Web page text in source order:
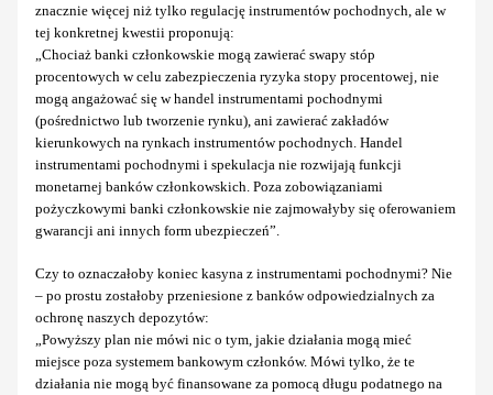
znacznie więcej niż tylko regulację instrumentów pochodnych, ale w
tej konkretnej kwestii proponują:
„Chociaż banki członkowskie mogą zawierać swapy stóp
procentowych w celu zabezpieczenia ryzyka stopy procentowej, nie
mogą angażować się w handel instrumentami pochodnymi
(pośrednictwo lub tworzenie rynku), ani zawierać zakładów
kierunkowych na rynkach instrumentów pochodnych. Handel
instrumentami pochodnymi i spekulacja nie rozwijają funkcji
monetarnej banków członkowskich. Poza zobowiązaniami
pożyczkowymi banki członkowskie nie zajmowałyby się oferowaniem
gwarancji ani innych form ubezpieczeń”.
Czy to oznaczałoby koniec kasyna z instrumentami pochodnymi? Nie
– po prostu zostałoby przeniesione z banków odpowiedzialnych za
ochronę naszych depozytów:
„Powyższy plan nie mówi nic o tym, jakie działania mogą mieć
miejsce poza systemem bankowym członków. Mówi tylko, że te
działania nie mogą być finansowane za pomocą długu podatnego na